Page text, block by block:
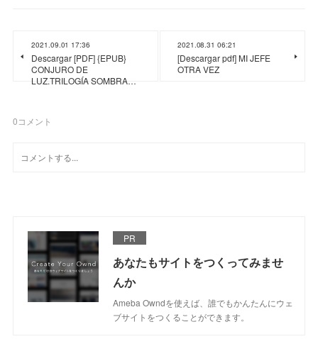
2021.09.01 17:36
Descargar [PDF] {EPUB}
CONJURO DE
LUZ.TRILOGÍA SOMBRA…
2021.08.31 06:21
[Descargar pdf] MI JEFE
OTRA VEZ
0コメント
PR
あなたもサイトをつくってみませ
んか
Ameba Owndを使えば、誰でもかんたんにウェ
ブサイトをつくることができます。